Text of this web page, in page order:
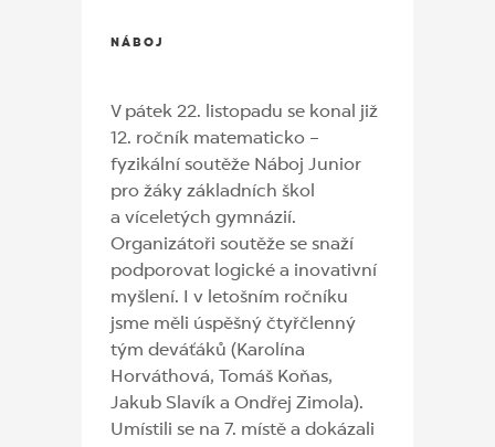
NÁBOJ
V pátek 22. listopadu se konal již
12. ročník matematicko –
fyzikální soutěže Náboj Junior
pro žáky základních škol
a víceletých gymnázií.
Organizátoři soutěže se snaží
podporovat logické a inovativní
myšlení. I v letošním ročníku
jsme měli úspěšný čtyřčlenný
tým deváťáků (Karolína
Horváthová, Tomáš Koňas,
Jakub Slavík a Ondřej Zimola).
Umístili se na 7. místě a dokázali